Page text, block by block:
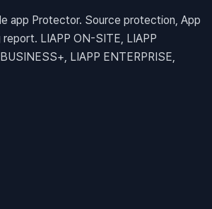
app Protector. Source protection, App
LIAPP ON-SITE, LIAPP
LIAPP ENTERPRISE,